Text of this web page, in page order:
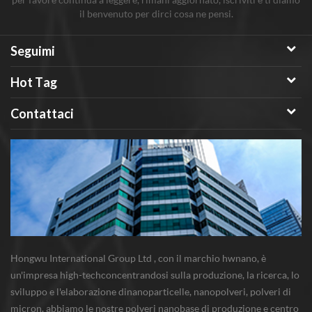
il benvenuto per dirci cosa ne pensi.
Seguimi
Hot Tag
Contattaci
Hongwu International Group Ltd , con il marchio hwnano, è
un'impresa high-techconcentrandosi sulla produzione, la ricerca, lo
sviluppo e l'elaborazione dinanoparticelle, nanopolveri, polveri di
micron. abbiamo le nostre polveri nanobase di produzione e centro